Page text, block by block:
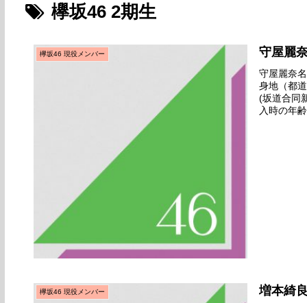
欅坂46 2期生
欅坂46 現役メンバー 守屋麗
守屋麗奈
身地（都
(坂道合同
入時の年
欅坂46 現役メンバー 増本綺